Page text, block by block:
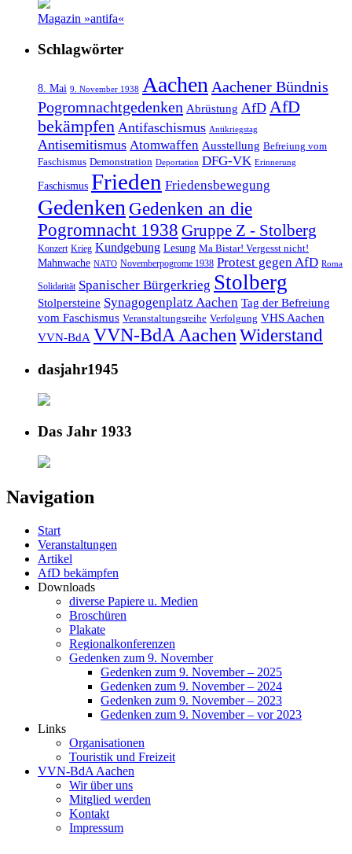
Magazin »antifa«
Schlagwörter
8. Mai 9. November 1938 Aachen Aachener Bündnis
Pogromnachtgedenken Abrüstung AfD AfD
bekämpfen Antifaschismus Antikriegstag
Antisemitismus Atomwaffen Ausstellung Befreiung vom
Faschismus Demonstration Deportation DFG-VK Erinnerung
Faschismus Frieden Friedensbewegung
Gedenken Gedenken an die
Pogromnacht 1938 Gruppe Z - Stolberg
Konzert Krieg Kundgebung Lesung Ma Bistar! Vergesst nicht!
Mahnwache NATO Novemberpogrome 1938 Protest gegen AfD Roma
Solidarität Spanischer Bürgerkrieg Stolberg
Stolpersteine Synagogenplatz Aachen Tag der Befreiung
vom Faschismus Veranstaltungsreihe Verfolgung VHS Aachen
VVN-BdA VVN-BdA AachenWiderstand
dasjahr1945
Das Jahr 1933
Navigation
Start
Veranstaltungen
Artikel
AfD bekämpfen
Downloads
diverse Papiere u. Medien
Broschüren
Plakate
Regionalkonferenzen
Gedenken zum 9. November
Gedenken zum 9. November – 2025
Gedenken zum 9. November – 2024
Gedenken zum 9. November – 2023
Gedenken zum 9. November – vor 2023
Links
Organisationen
Touristik und Freizeit
VVN-BdA Aachen
Wir über uns
Mitglied werden
Kontakt
Impressum